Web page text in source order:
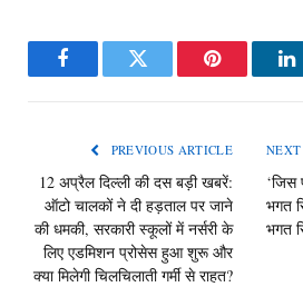
FacebookTwitter Pinterest
PREVIOUS ARTICLE
12 अप्रैल दिल्ली की दस बड़ी खबरें:
ऑटो चालकों ने दी हड़ताल पर जाने
की धमकी, सरकारी स्कूलों में नर्सरी के
लिए एडमिशन प्रोसेस हुआ शुरू और
क्या मिलेगी चिलचिलाती गर्मी से राहत?
‘जिस
भगत
भगत